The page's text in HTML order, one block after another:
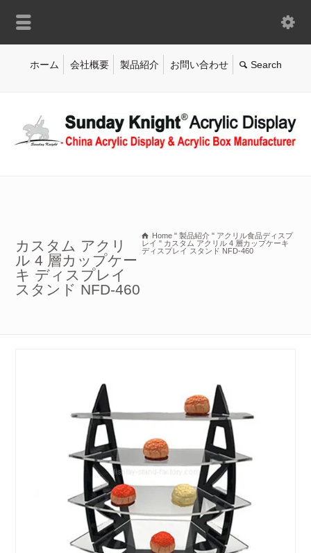
ホーム 会社概要 製品紹介 お問い合わせ
カスタム アクリ
ル 4 層カップケー
キ ディスプレイ
スタンド NFD-460
Home " 製品紹介 " アクリル食品ディスプ
レイ " カスタム アクリル 4 層カップケーキ
ディスプレイ スタンド NFD-460